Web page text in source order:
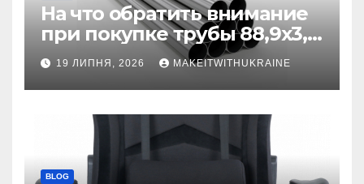
На что обратить внимание
при покупке трубы 88,9х3,2
бесшовной
19 ЛИПНЯ, 2026 MAKEITWITHUKRAINE
BLOG